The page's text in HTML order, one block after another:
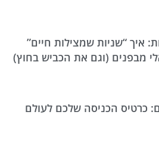
איך “שניות שמצילות חיים”
מבפנים (וגם את הכביש בחוץ)
כרטיס הכניסה שלכם לעולם